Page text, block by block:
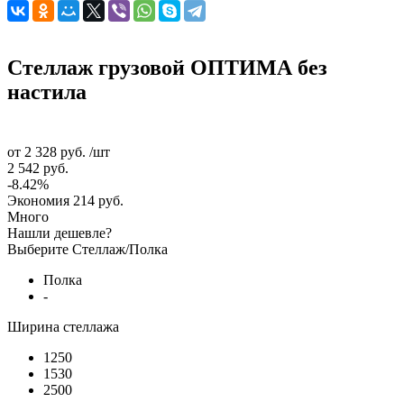
Стеллаж грузовой ОПТИМА без
настила
от 2 328 руб. /шт
2 542 руб.
-8.42%
Экономия 214 руб.
Много
Нашли дешевле?
Выберите Стеллаж/Полка
Полка
-
Ширина стеллажа
1250
1530
2500